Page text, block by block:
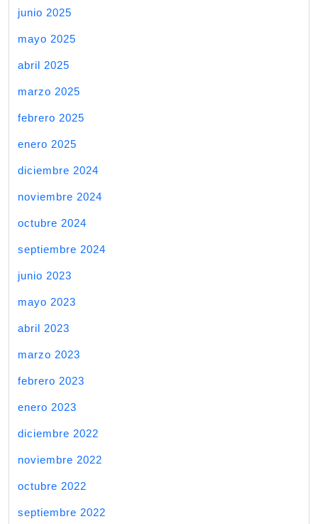
junio 2025
mayo 2025
abril 2025
marzo 2025
febrero 2025
enero 2025
diciembre 2024
noviembre 2024
octubre 2024
septiembre 2024
junio 2023
mayo 2023
abril 2023
marzo 2023
febrero 2023
enero 2023
diciembre 2022
noviembre 2022
octubre 2022
septiembre 2022